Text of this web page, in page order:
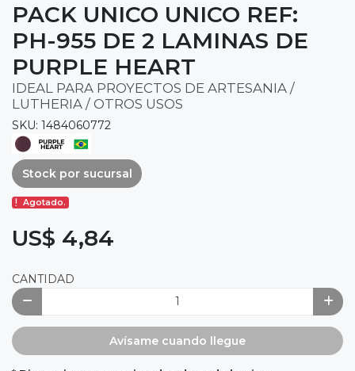
PACK UNICO UNICO REF:
PH-955 DE 2 LAMINAS DE
PURPLE HEART
IDEAL PARA PROYECTOS DE ARTESANIA /
LUTHERIA / OTROS USOS
SKU: 1484060772
Stock por sucursal
Agotado.
US$ 4,84
CANTIDAD
Avísame cuando llegue